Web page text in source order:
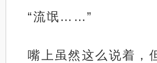
“流氓……”
嘴上虽然这么说着，